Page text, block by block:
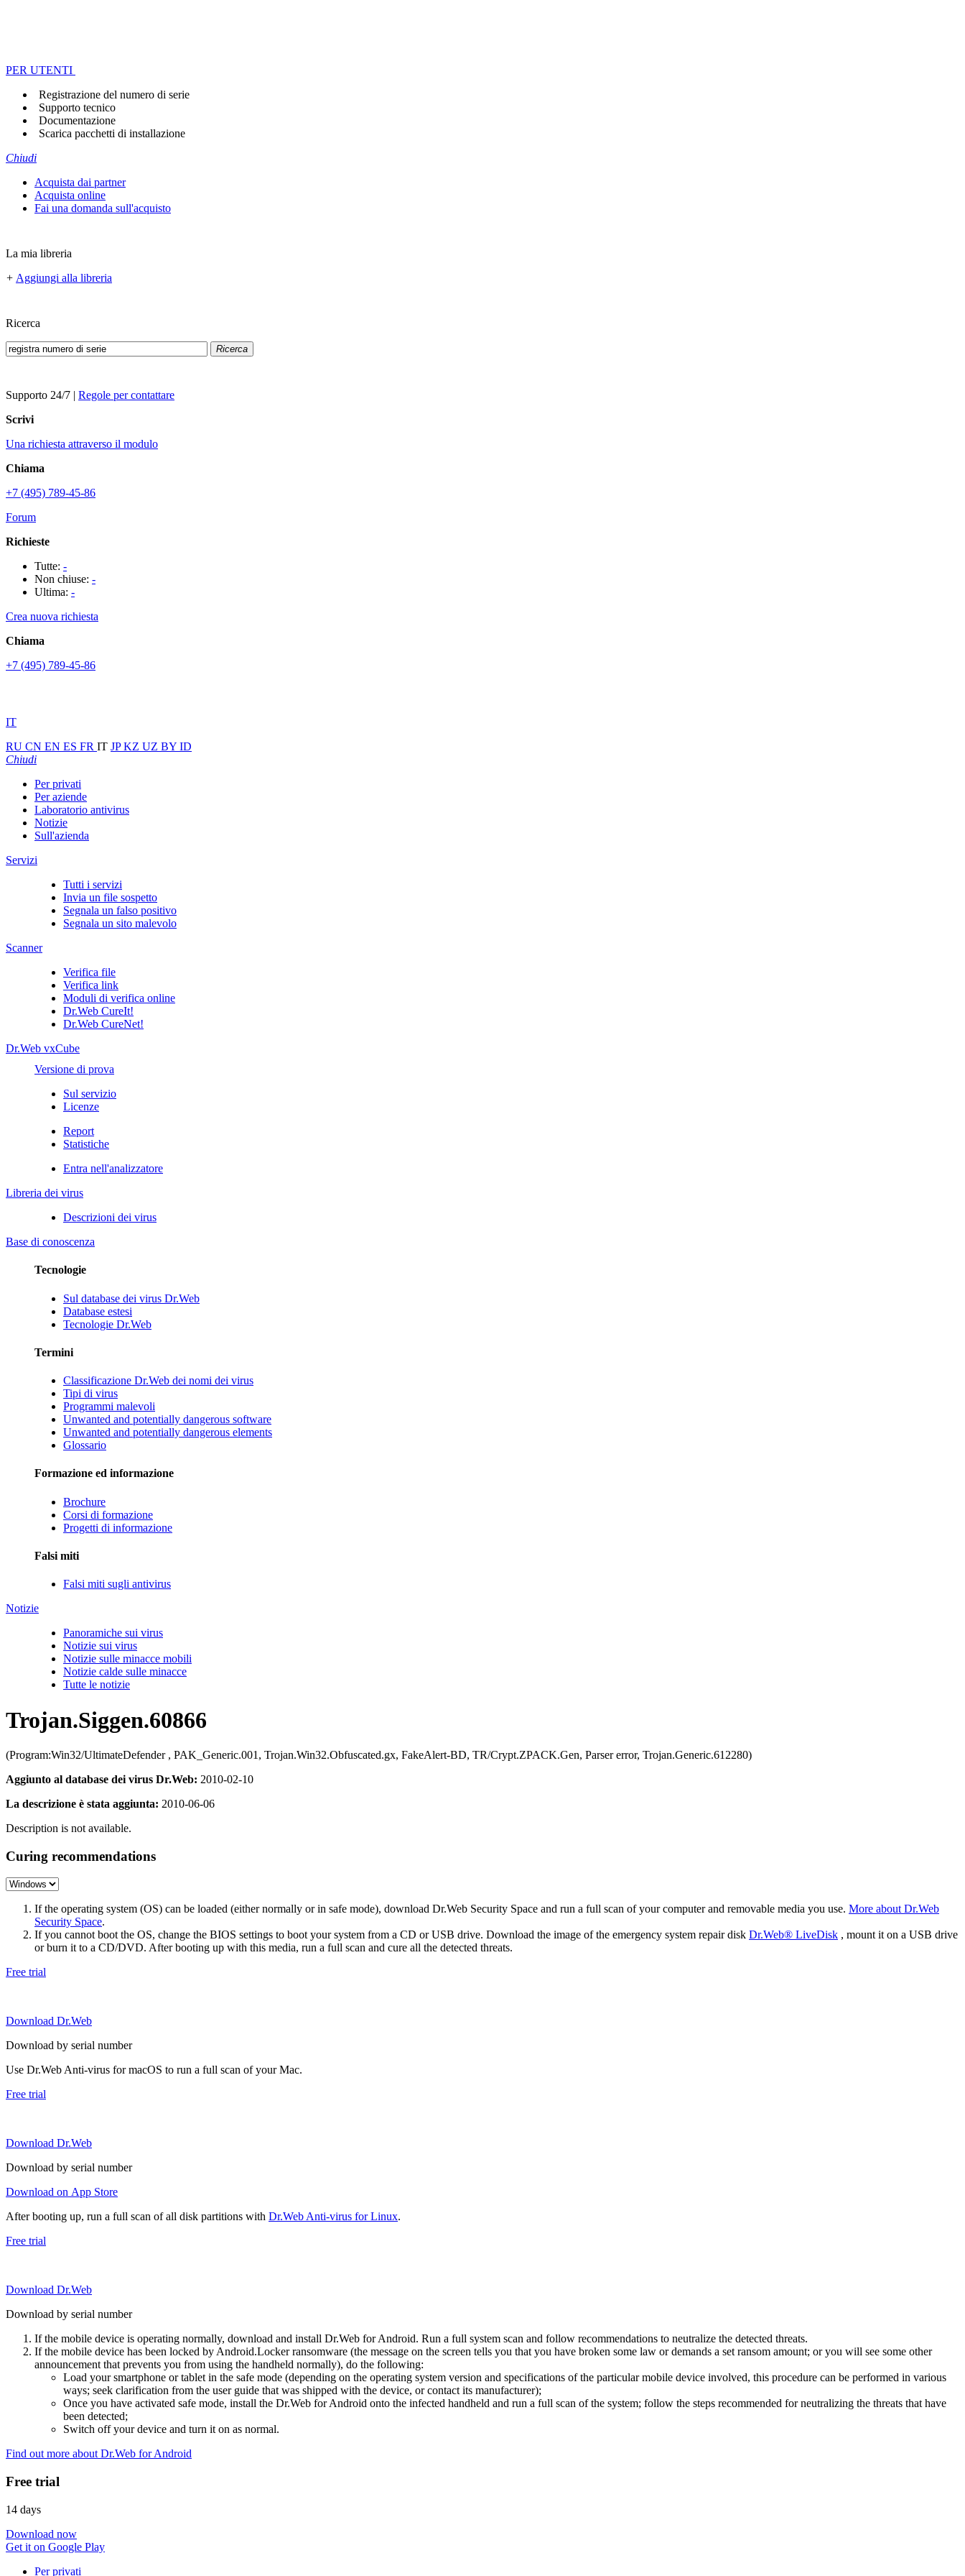
PER UTENTI
Registrazione del numero di serie
Supporto tecnico
Documentazione
Scarica pacchetti di installazione
Chiudi
Acquista dai partner
Acquista online
Fai una domanda sull'acquisto
La mia libreria
+ Aggiungi alla libreria
Ricerca
Ricerca
Supporto 24/7 | Regole per contattare
Scrivi
Una richiesta attraverso il modulo
Chiama
+7 (495) 789-45-86
Forum
Richieste
Tutte: -
Non chiuse: -
Ultima: -
Crea nuova richiesta
Chiama
+7 (495) 789-45-86
IT
RU CN EN ES FR IT JPKZ UZ BY ID
Chiudi
Per privati
Per aziende
Laboratorio antivirus
Notizie
Sull'azienda
Servizi
Tutti i servizi
Invia un file sospetto
Segnala un falso positivo
Segnala un sito malevolo
Scanner
Verifica file
Verifica link
Moduli di verifica online
Dr.Web CureIt!
Dr.Web CureNet!
Dr.Web vxCube
Versione di prova
Sul servizio
Licenze
Report
Statistiche
Entra nell'analizzatore
Libreria dei virus
Descrizioni dei virus
Base di conoscenza
Tecnologie
Sul database dei virus Dr.Web
Database estesi
Tecnologie Dr.Web
Termini
Classificazione Dr.Web dei nomi dei virus
Tipi di virus
Programmi malevoli
Unwanted and potentially dangerous software
Unwanted and potentially dangerous elements
Glossario
Formazione ed informazione
Brochure
Corsi di formazione
Progetti di informazione
Falsi miti
Falsi miti sugli antivirus
Notizie
Panoramiche sui virus
Notizie sui virus
Notizie sulle minacce mobili
Notizie calde sulle minacce
Tutte le notizie
Trojan.Siggen.60866
(Program:Win32/UltimateDefender , PAK_Generic.001, Trojan.Win32.Obfuscated.gx, FakeAlert-BD, TR/Crypt.ZPACK.Gen, Parser error, Trojan.Generic.612280)
Aggiunto al database dei virus Dr.Web: 2010-02-10
La descrizione è stata aggiunta: 2010-06-06
Description is not available.
Curing recommendations
If the operating system (OS) can be loaded (either normally or in safe mode), download Dr.Web Security Space and run a full scan of your computer and removable media you use. More about Dr.Web
Security Space.
If you cannot boot the OS, change the BIOS settings to boot your system from a CD or USB drive. Download the image of the emergency system repair disk Dr.Web® LiveDisk , mount it on a USB drive
or burn it to a CD/DVD. After booting up with this media, run a full scan and cure all the detected threats.
Free trial
Download Dr.Web
Download by serial number
Use Dr.Web Anti-virus for macOS to run a full scan of your Mac.
Free trial
Download Dr.Web
Download by serial number
Download on App Store
After booting up, run a full scan of all disk partitions with Dr.Web Anti-virus for Linux.
Free trial
Download Dr.Web
Download by serial number
If the mobile device is operating normally, download and install Dr.Web for Android. Run a full system scan and follow recommendations to neutralize the detected threats.
If the mobile device has been locked by Android.Locker ransomware (the message on the screen tells you that you have broken some law or demands a set ransom amount; or you will see some other
announcement that prevents you from using the handheld normally), do the following:
Load your smartphone or tablet in the safe mode (depending on the operating system version and specifications of the particular mobile device involved, this procedure can be performed in various
ways; seek clarification from the user guide that was shipped with the device, or contact its manufacturer);
Once you have activated safe mode, install the Dr.Web for Android onto the infected handheld and run a full scan of the system; follow the steps recommended for neutralizing the threats that have
been detected;
Switch off your device and turn it on as normal.
Find out more about Dr.Web for Android
Free trial
14 days
Download now
Get it on Google Play
Per privati